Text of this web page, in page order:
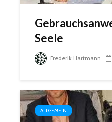
Seele
Frederik Hartmann
ALLGEMEIN